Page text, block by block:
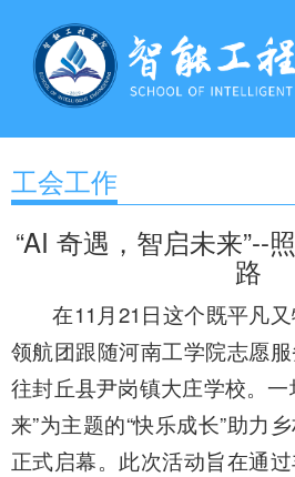
工会工作
“AI 奇遇，智启未来”--
路
在11月21日这个既平凡
领航团跟随河南工学院志愿
往封丘县尹岗镇大庄学校。一
来”为主题的“快乐成长”助力
正式启幕。此次活动旨在通